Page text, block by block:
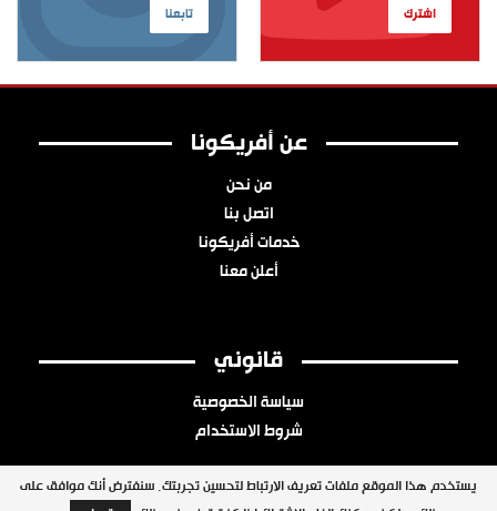
تابعنا اشترك
عن أفريكونا
من نحن
اتصل بنا
خدمات أفريكونا
أعلن معنا
قانوني
سياسة الخصوصية
شروط الاستخدام
يستخدم هذا الموقع ملفات تعريف الارتباط لتحسين تجربتك. سنفترض أنك موافق على